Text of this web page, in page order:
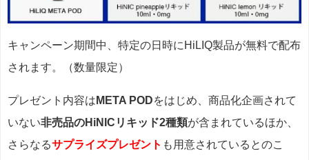
キャンペーン期間中、特定の日時にHiLIQ製品が無料で配布
されます。（数量限定）
プレゼント内容は META PODをはじめ、商品化企画されて
いない非売品のHiNICリキッド2種類が含まれているほか、
さらなるサプライズプレゼント も用意されているとのこ